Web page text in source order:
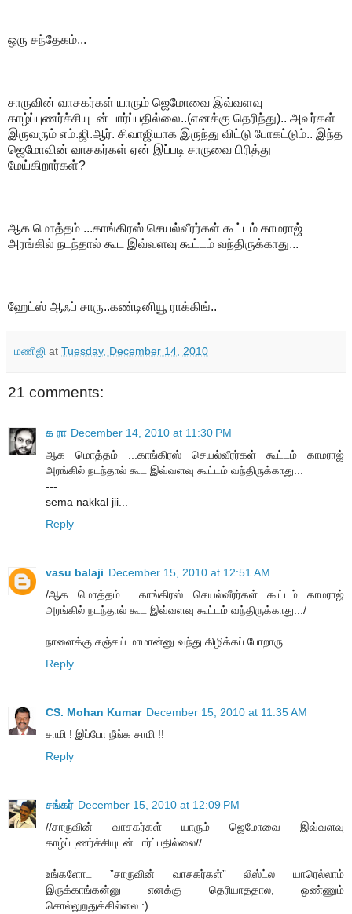
ஒரு சந்தேகம்...
சாருவின் வாசகர்கள் யாரும் ஜெமோவை இவ்வளவு
காழ்ப்புணர்ச்சியுடன் பார்ப்பதில்லை..(எனக்கு தெரிந்து).. அவர்கள்
இருவரும் எம்.ஜி.ஆர். சிவாஜியாக இருந்து விட்டு போகட்டும்.. இந்த
ஜெமோவின் வாசகர்கள் ஏன் இப்படி சாருவை பிரித்து
மேய்கிறார்கள்?
ஆக மொத்தம் ...காங்கிரஸ் செயல்வீரர்கள் கூட்டம் காமராஜ்
அரங்கில் நடந்தால் கூட இவ்வளவு கூட்டம் வந்திருக்காது...
ஹேட்ஸ் ஆஃப் சாரு..கண்டினியூ ராக்கிங்..
மணிஜி at Tuesday, December 14, 2010
21 comments:
க ரா December 14, 2010 at 11:30 PM
ஆக மொத்தம் ...காங்கிரஸ் செயல்வீரர்கள் கூட்டம் காமராஜ்
அரங்கில் நடந்தால் கூட இவ்வளவு கூட்டம் வந்திருக்காது...
---
sema nakkal jii...
Reply
vasu balaji December 15, 2010 at 12:51 AM
/ஆக மொத்தம் ...காங்கிரஸ் செயல்வீரர்கள் கூட்டம் காமராஜ்
அரங்கில் நடந்தால் கூட இவ்வளவு கூட்டம் வந்திருக்காது.../
நாளைக்கு சஞ்சய் மாமான்னு வந்து கிழிக்கப் போறாரு
Reply
CS. Mohan Kumar December 15, 2010 at 11:35 AM
சாமி ! இப்போ நீங்க சாமி !!
Reply
சங்கர் December 15, 2010 at 12:09 PM
//சாருவின் வாசகர்கள் யாரும் ஜெமோவை இவ்வளவு
காழ்ப்புணர்ச்சியுடன் பார்ப்பதில்லை//
உங்களோட ”சாருவின் வாசகர்கள்” லிஸ்ட்ல யாரெல்லாம்
இருக்காங்கன்னு எனக்கு தெரியாததால, ஒண்ணும்
சொல்லுறதுக்கில்லை :)